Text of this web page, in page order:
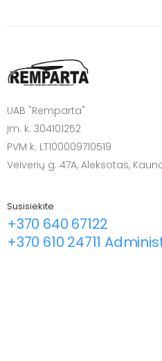
UAB "Remparta"
Įm. k. 304101252
PVM k. LT100009710519
Veiverių g. 47A, Aleksotas,
Susisiekite
+370 640 67122
+370 610 24711